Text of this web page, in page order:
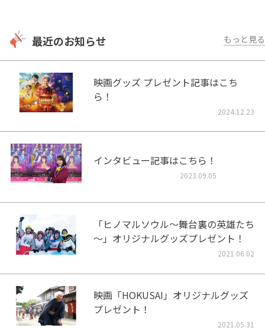
最近のお知らせ もっと見る
映画グッズ プレゼント記事はこち
ら！
2024.12.23
インタビュー記事はこちら！
2023.09.05
「ヒノマルソウル～舞台裏の英雄たち
～」オリジナルグッズプレゼント！
2021.06.02
映画「HOKUSAI」オリジナルグッズ
プレゼント！
2021.05.31